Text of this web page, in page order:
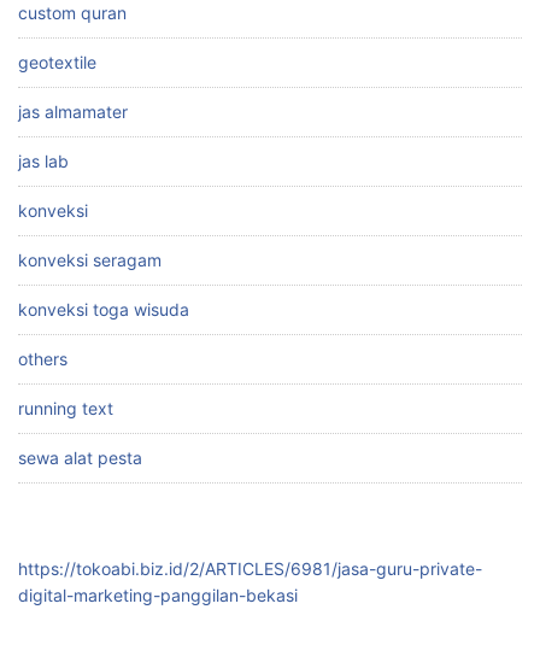
custom quran
geotextile
jas almamater
jas lab
konveksi
konveksi seragam
konveksi toga wisuda
others
running text
sewa alat pesta
https://tokoabi.biz.id/2/ARTICLES/6981/jasa-guru-private-
digital-marketing-panggilan-bekasi